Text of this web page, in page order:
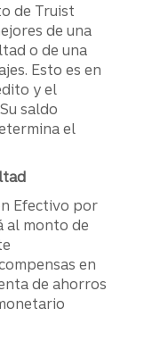
de Truist
de una
o de una
Esto es en
y el
saldo
el
Efectivo por
al monto de
en
de ahorros